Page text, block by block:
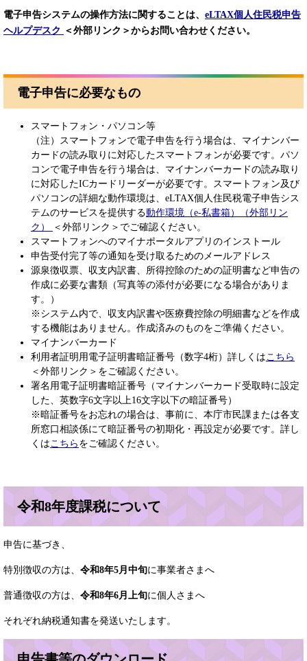
電子申告システムの操作方法に関することは、 eLTAX個人住民税申告
ヘルプデスク ＜外部リンク＞ ​​からお問い合わせください。​
電子申告に必要なもの
スマートフォン・パソコン等
（注）スマートフォンで電子申告を行う場合は、マイナンバー
カードの読み取りに対応したスマートフォンが必要です。パソ
コンで電子申告を行う場合は、マイナンバーカードの読み取り
に対応したICカードリーダーが必要です。スマートフォン及び
パソコンの詳細な動作環境は、eLTAX個人住民税電子申告シス
テムのサービスを提供する​動作環境（e-私書箱）（外部リン
ク）
＜外部リンク＞ ​でご確認ください。
スマートフォンへのマイナポータルアプリのインストール
申告受付完了等の通知を受け取るためのメールアドレス
源泉徴収票、収支内訳書、所得控除のための証明書など申告の
作成に必要な書類（写真等の添付が必要になる場合がありま
す。）
※システム内で、収支内訳書や医療費控除の明細書などを作成
する機能はありません。作成済みのものをご準備ください。​
マイナンバーカード
利用者証明用電子証明書暗証番号（数字4桁）詳しくは こちら
＜外部リンク＞ をご確認ください。
署名用電子証明書暗証番号（マイナンバーカード受取時に設定
した、英数字6文字以上16文字以下の暗証番号）
※暗証番号をお忘れの場合は、事前に、本庁市民課または各支
所窓口相談係にて暗証番号の初期化・再設定が必要です。詳し
くは こちら をご確認ください。
令和8年度課税について
申告に基づき、
特別徴収の方は、 令和8年5月中旬に事業者さまへ
普通徴収の方は、 令和8年6月上旬に個人さまへ
それぞれ納税通知書を発送いたします。